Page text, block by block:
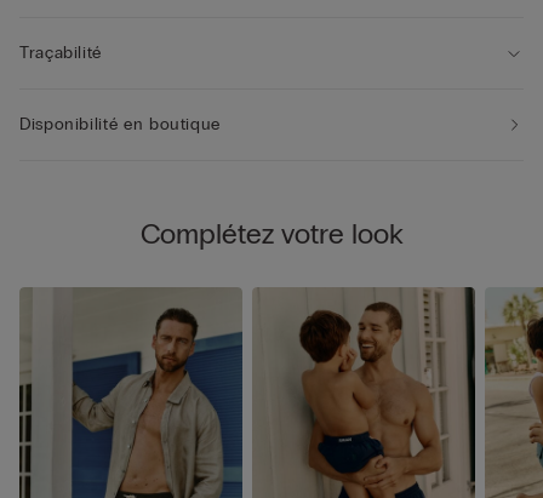
Traçabilité
Disponibilité en boutique
Complétez votre look